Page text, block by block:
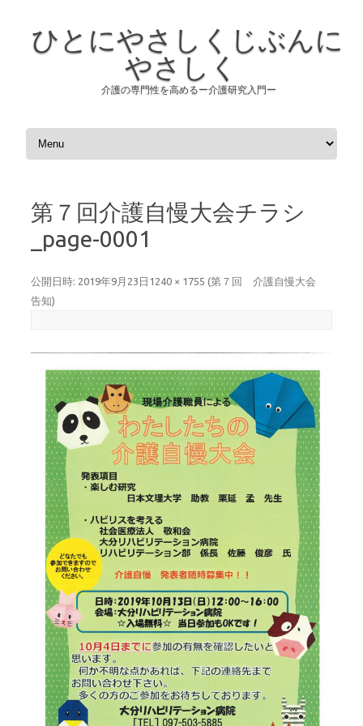
ひとにやさしくじぶんに
やさしく
介護の専門性を高めるー介護研究入門ー
コンテンツへスキップ
第７回介護自慢大会チラシ
_page-0001
公開日時: 2019年9月23日 1240 × 1755 (第７回 介護自慢大会
告知)